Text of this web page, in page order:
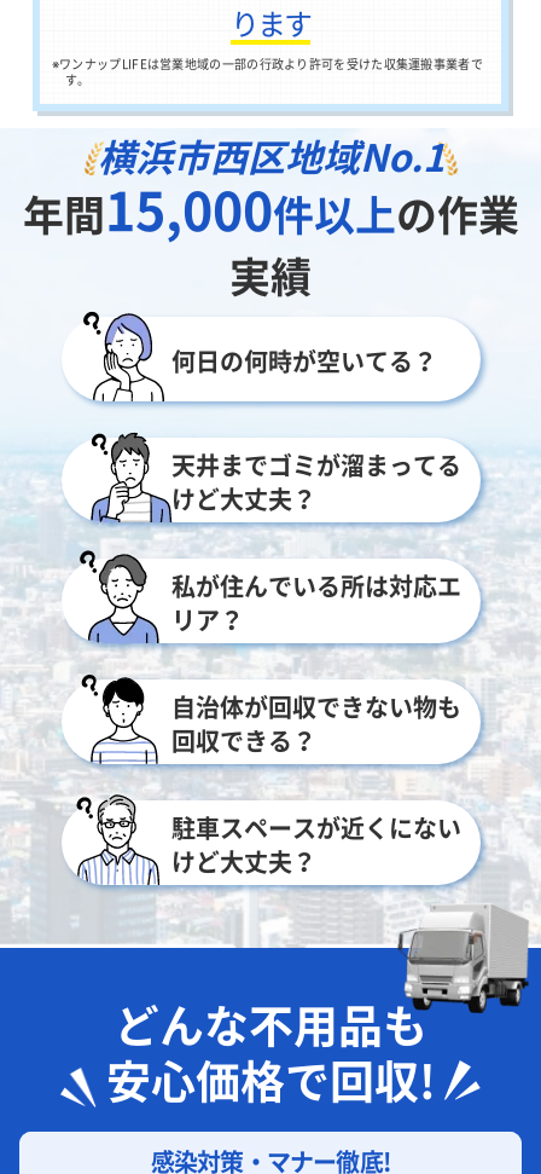
ります
※ワンナップLIFEは営業地域の一部の行政より許可を受けた収集運搬事業者で
す。
横浜市西区地域No.1
年間15,000件以上の作業
実績
何日の何時が空いてる？
天井までゴミが溜まってる
けど大丈夫？
私が住んでいる所は対応エ
リア？
自治体が回収できない物も
回収できる？
駐車スペースが近くにない
けど大丈夫？
どんな不用品も
安心価格で回収!
感染対策・マナー徹底!